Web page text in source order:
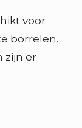
voor
borrelen.
zijn er